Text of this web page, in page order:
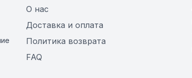
О нас
Доставка и оплата
Политика возврата
FAQ